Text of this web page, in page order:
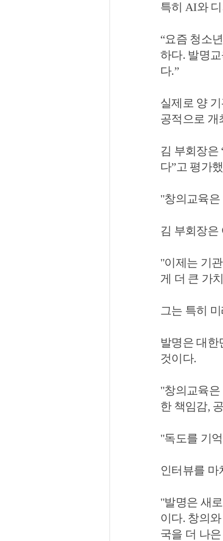
특히 AI와
“요즘 청소
하다. 발명
다.”
실제로 양
공적으로 개
김 부회장은
다”고 평가
"창의교육
김 부회장은
"이제는 기
게 더 큰 가
그는 특히
발명은 대한
것이다.
"창의교육
한 책임감,
"독도를 기
인터뷰를 마
"발명은 새
이다. 창의
국을 더 나